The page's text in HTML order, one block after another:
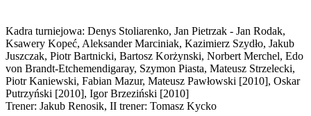
Kadra turniejowa: Denys Stoliarenko, Jan Pietrzak - Jan Rodak,
Ksawery Kopeć, Aleksander Marciniak, Kazimierz Szydło, Jakub
Juszczak, Piotr Bartnicki, Bartosz Korżynski, Norbert Merchel, Edo
von Brandt-Etchemendigaray, Szymon Piasta, Mateusz Strzelecki,
Piotr Kaniewski, Fabian Mazur, Mateusz Pawłowski [2010], Oskar
Putrzyński [2010], Igor Brzeziński [2010]
Trener: Jakub Renosik, II trener: Tomasz Kycko